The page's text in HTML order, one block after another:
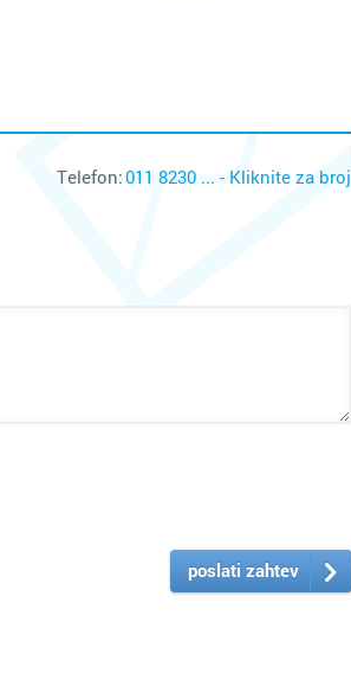
Telefon:011 8230 ... - Kliknite za broj
poslati zahtev